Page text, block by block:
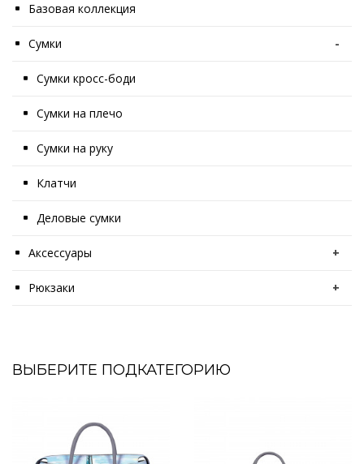
Базовая коллекция
Сумки -
Сумки кросс-боди
Сумки на плечо
Сумки на руку
Клатчи
Деловые сумки
Аксессуары +
Рюкзаки +
ВЫБЕРИТЕ ПОДКАТЕГОРИЮ